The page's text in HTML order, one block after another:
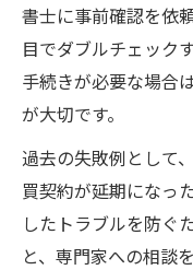
書士に事前確認を依
目でダブルチェック
手続きが必要な場合
が大切です。
過去の失敗例として
買契約が延期になっ
したトラブルを防ぐ
と、専門家への相談